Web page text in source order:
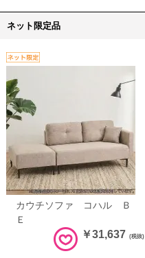
ネット限定品
カウチソファ コハル Ｂ
Ｅ
￥31,637 (税抜)